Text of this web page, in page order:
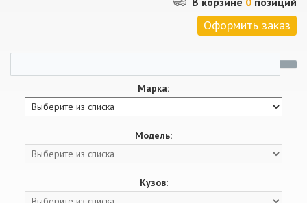
Оформить заказ
Марка:
Модель:
Кузов: